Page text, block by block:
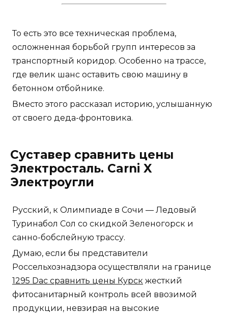
То есть это все техническая проблема,
осложненная борьбой групп интересов за
транспортный коридор. Особенно на трассе,
где велик шанс оставить свою машину в
бетонном отбойнике.
Вместо этого рассказал историю, услышанную
от своего деда-фронтовика.
Суставер сравнить цены
Электросталь. Carni X
Электроугли
Русский, к Олимпиаде в Сочи — Ледовый
Туринабол Сол со скидкой Зеленогорск и
санно-бобслейную трассу.
Думаю, если бы представители
Россельхознадзора осуществляли на границе
1295 Dac сравнить цены Курск жесткий
фитосанитарный контроль всей ввозимой
продукции, невзирая на высокие